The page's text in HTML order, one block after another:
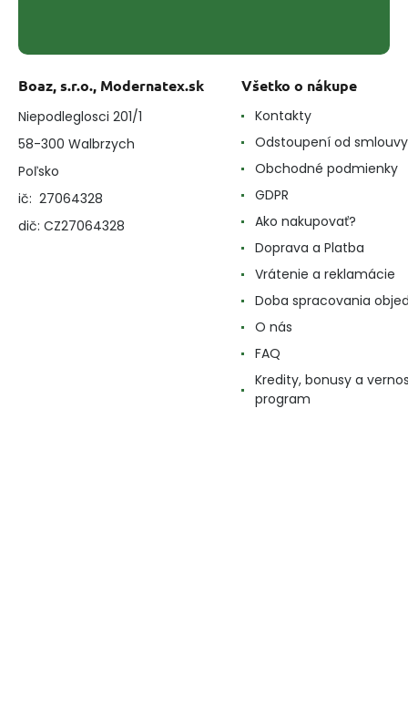
Boaz, s.r.o., Modernatex.sk
Niepodleglosci 201/1
58-300 Walbrzych
Poľsko
ič: 27064328
dič: CZ27064328
Všetko o nákupe
Kontakty
Odstoupení od smlouvy
Obchodné podmienky
GDPR
Ako nakupovať?
Doprava a Platba
Vrátenie a reklamácie
Doba spracovania
O nás
FAQ
Kredity, bonusy a
program